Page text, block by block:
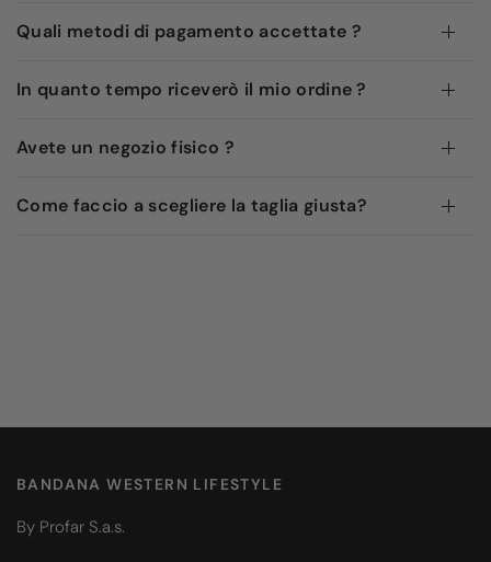
Quali metodi di pagamento accettate ?
In quanto tempo riceverò il mio ordine ?
Avete un negozio fisico ?
Come faccio a scegliere la taglia giusta?
BANDANA WESTERN LIFESTYLE
By Profar S.a.s.